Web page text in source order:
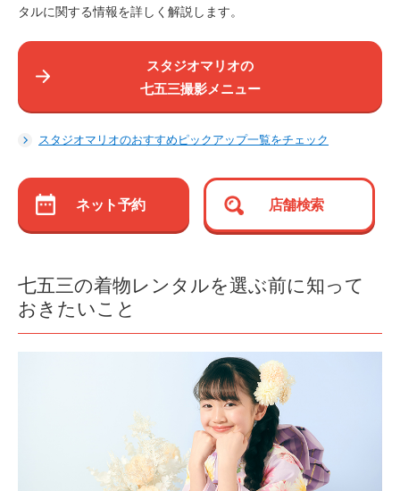
タルに関する情報を詳しく解説します。
スタジオマリオの
七五三撮影メニュー
スタジオマリオのおすすめピックアップ一覧をチェック
ネット予約 店舗検索
七五三の着物レンタルを選ぶ前に知って
おきたいこと